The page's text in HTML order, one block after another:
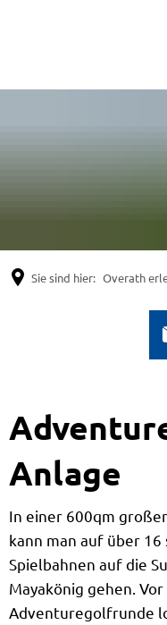
Sie sind hier: Overath
Minigolf
Anlage
In einer 600qm
kann man auf über
Spielbahnen auf die
Mayakönig gehen.
Adventuregolfrunde